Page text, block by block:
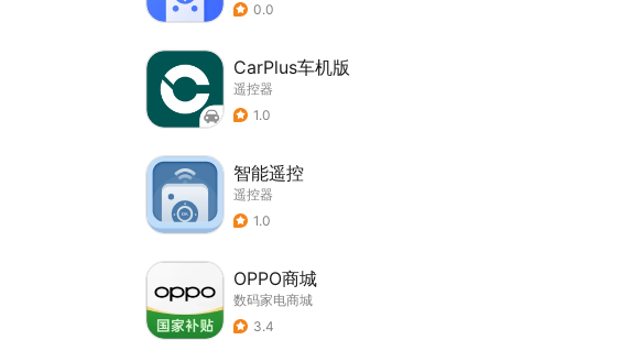
0.0
CarPlus车机版
遥控器
1.0
智能遥控
遥控器
1.0
OPPO商城
数码家电商城
3.4